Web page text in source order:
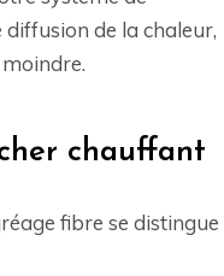
de la chaleur,
chauffant
fibre se distingue